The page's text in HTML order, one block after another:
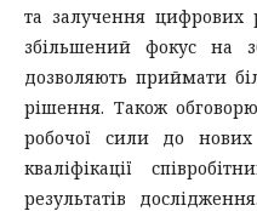
та залучення цифрових
збільшений фокус на
дозволяють приймати
рішення. Також
робочої сили до
кваліфікації
результатів